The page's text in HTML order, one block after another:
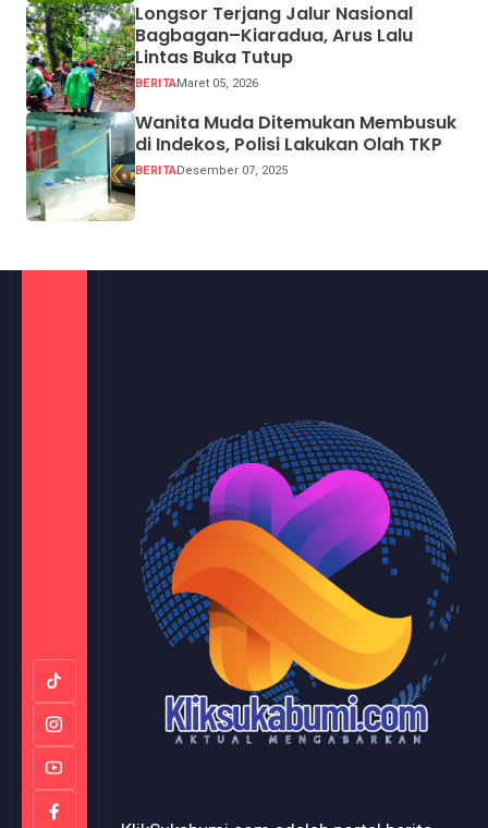
Longsor Terjang Jalur Nasional
Bagbagan–Kiaradua, Arus Lalu
Lintas Buka Tutup
BERITAMaret 05, 2026
Wanita Muda Ditemukan Membusuk
di Indekos, Polisi Lakukan Olah TKP
BERITADesember 07, 2025